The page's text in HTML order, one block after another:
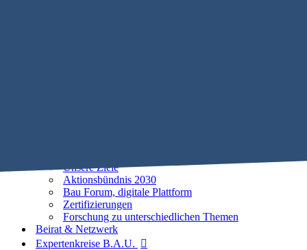
Unsere Ziele
Aktionsbündnis 2030
Bau Forum, digitale Plattform
Zertifizierungen
Forschung zu unterschiedlichen Themen
Beirat & Netzwerk
Expertenkreise B.A.U.